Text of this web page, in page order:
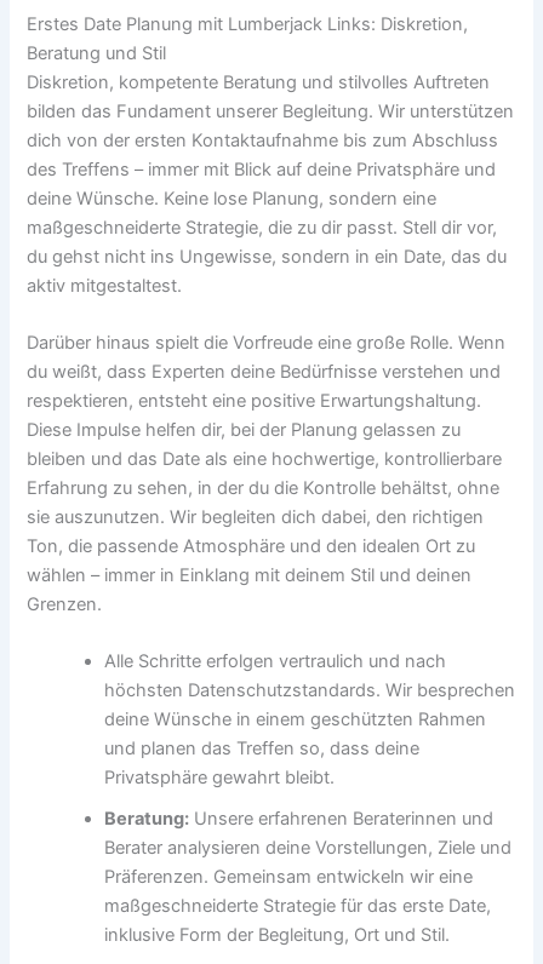
Erstes Date Planung mit Lumberjack Links: Diskretion,
Beratung und Stil
Diskretion, kompetente Beratung und stilvolles Auftreten
bilden das Fundament unserer Begleitung. Wir unterstützen
dich von der ersten Kontaktaufnahme bis zum Abschluss
des Treffens – immer mit Blick auf deine Privatsphäre und
deine Wünsche. Keine lose Planung, sondern eine
maßgeschneiderte Strategie, die zu dir passt. Stell dir vor,
du gehst nicht ins Ungewisse, sondern in ein Date, das du
aktiv mitgestaltest.
Darüber hinaus spielt die Vorfreude eine große Rolle. Wenn
du weißt, dass Experten deine Bedürfnisse verstehen und
respektieren, entsteht eine positive Erwartungshaltung.
Diese Impulse helfen dir, bei der Planung gelassen zu
bleiben und das Date als eine hochwertige, kontrollierbare
Erfahrung zu sehen, in der du die Kontrolle behältst, ohne
sie auszunutzen. Wir begleiten dich dabei, den richtigen
Ton, die passende Atmosphäre und den idealen Ort zu
wählen – immer in Einklang mit deinem Stil und deinen
Grenzen.
Alle Schritte erfolgen vertraulich und nach
höchsten Datenschutzstandards. Wir besprechen
deine Wünsche in einem geschützten Rahmen
und planen das Treffen so, dass deine
Privatsphäre gewahrt bleibt.
Beratung: Unsere erfahrenen Beraterinnen und
Berater analysieren deine Vorstellungen, Ziele und
Präferenzen. Gemeinsam entwickeln wir eine
maßgeschneiderte Strategie für das erste Date,
inklusive Form der Begleitung, Ort und Stil.